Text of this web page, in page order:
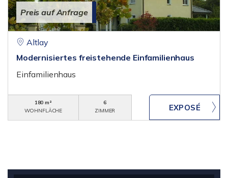
Preis auf Anfrage
Altlay
Modernisiertes freistehende Einfamilienhaus
Einfamilienhaus
180 m²
WOHNFLÄCHE
6
ZIMMER